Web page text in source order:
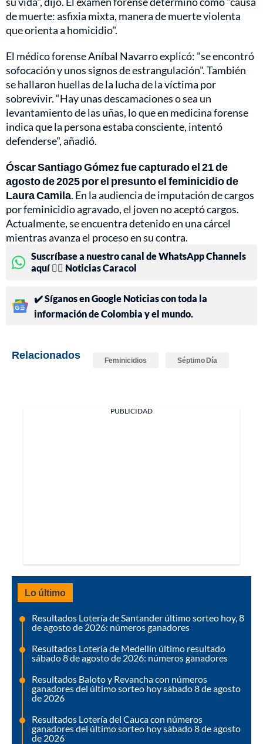
de muerte: asfixia mixta, manera de muerte violenta
que orienta a homicidio".
El médico forense Aníbal Navarro explicó: "se encontró
sofocación y unos signos de estrangulación". También
se hallaron huellas de la lucha de la víctima por
sobrevivir. “Hay unas descamaciones o sea un
levantamiento de las uñas, lo que en medicina forense
indica que la persona estaba consciente, intentó
defenderse", añadió.
Óscar Santiago Gómez fue capturado el 21 de
agosto de 2025 por el presunto el feminicidio de
Laura Camila. En la audiencia de imputación de cargos
por feminicidio agravado, el joven no aceptó cargos.
Actualmente, se encuentra detenido en una cárcel
mientras avanza el proceso en su contra.
Suscríbase a nuestro canal de WhatsApp Channels
aquí 👉🏻 Noticias Caracol
✔️ Síganos en Google Noticias con toda la
información de Colombia y el mundo.
Relacionados Feminicidios Séptimo Día
PUBLICIDAD
Lo último
Resultados Lotería de Santander último sorteo hoy, 8
de agosto de 2026: números ganadores
Resultados Lotería de Medellín último resultado
sábado 8 de agosto de 2026: números ganadores
Resultados Baloto y Revancha con números
ganadores del último sorteo hoy sábado 8 de agosto
de 2026
Resultados Lotería del Cauca con números
ganadores del último sorteo hoy sábado 8 de agosto
de 2026